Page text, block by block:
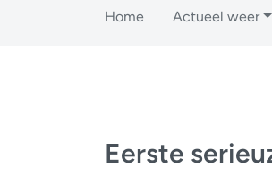
Home Actueel weer
Eerste